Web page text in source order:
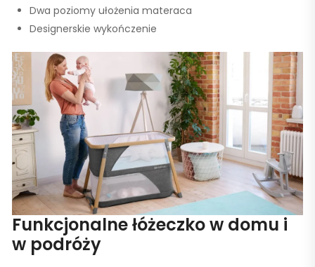
Dwa poziomy ułożenia materaca
Designerskie wykończenie
Funkcjonalne łóżeczko w domu i
w podróży